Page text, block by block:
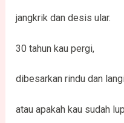
jangkrik dan desis ular.
30 tahun kau pergi,
dibesarkan rindu dan
atau apakah kau sudah